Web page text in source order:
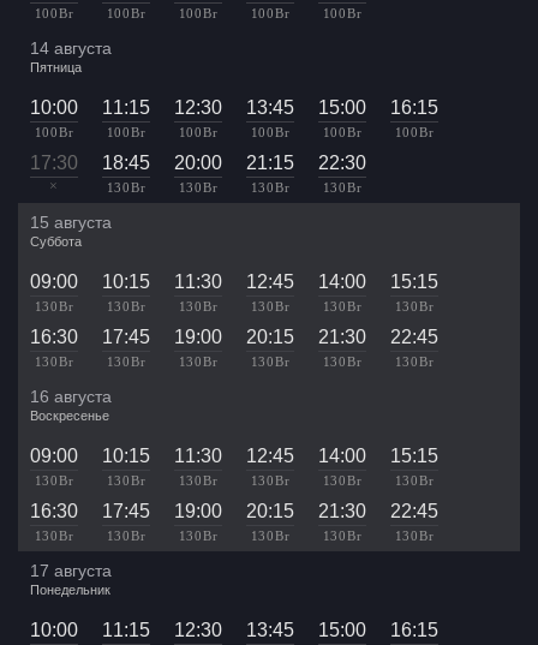
100 Br 100 Br 100 Br 100 Br 100 Br
14 августа
Пятница
10:00
100 Br
11:15
100 Br
12:30
100 Br
13:45
100 Br
15:00
100 Br
16:15
100 Br
17:30
×
18:45
130 Br
20:00
130 Br
21:15
130 Br
22:30
130 Br
15 августа
Суббота
09:00
130 Br
10:15
130 Br
11:30
130 Br
12:45
130 Br
14:00
130 Br
15:15
130 Br
16:30
130 Br
17:45
130 Br
19:00
130 Br
20:15
130 Br
21:30
130 Br
22:45
130 Br
16 августа
Воскресенье
09:00
130 Br
10:15
130 Br
11:30
130 Br
12:45
130 Br
14:00
130 Br
15:15
130 Br
16:30
130 Br
17:45
130 Br
19:00
130 Br
20:15
130 Br
21:30
130 Br
22:45
130 Br
17 августа
Понедельник
10:00 11:15 12:30 13:45 15:00 16:15